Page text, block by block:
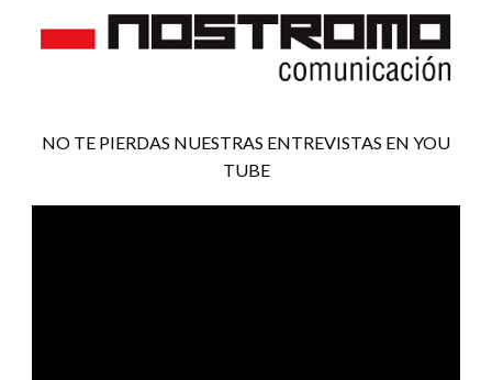
NO TE PIERDAS NUESTRAS ENTREVISTAS EN YOU
TUBE